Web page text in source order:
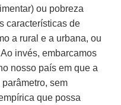
ou pobreza
características de
a rural e a urbana, ou
invés, embarcamos
nosso país em que a
sem
que possa